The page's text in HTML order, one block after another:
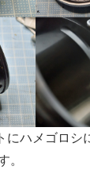
にハメゴロシ
。